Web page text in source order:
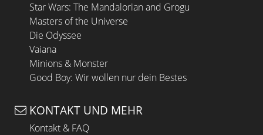
Star Wars: The Mandalorian and Grogu
Masters of the Universe
Die Odyssee
Vaiana
Minions & Monster
Good Boy: Wir wollen nur dein Bestes
KONTAKT UND MEHR
Kontakt & FAQ